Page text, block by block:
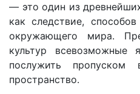
— это один из
как следствие,
окружающего мира.
культур всевозможные
послужить пропуском
пространство.